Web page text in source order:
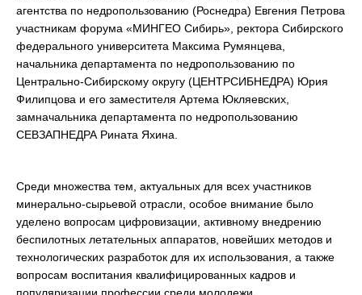
агентства по недропользованию (Роснедра) Евгения Петрова
участникам форума «МИНГЕО Сибирь», ректора Сибирского
федерального университета Максима Румянцева,
начальника департамента по недропользованию по
Центрально-Сибирскому округу (ЦЕНТРСИБНЕДРА) Юрия
Филипцова и его заместителя Артема Юкляевских,
замначальника департамента по недропользованию
СЕВЗАПНЕДРА Рината Яхина.
Среди множества тем, актуальных для всех участников
минерально-сырьевой отрасли, особое внимание было
уделено вопросам цифровизации, активному внедрению
беспилотных летательных аппаратов, новейших методов и
технологических разработок для их использования, а также
вопросам воспитания квалифицированных кадров и